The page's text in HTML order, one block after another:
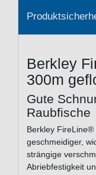
Berkley
300m
Gute
Raubfische
Berkley
geschmeidiger,
strängige
Abriebfestigkeit